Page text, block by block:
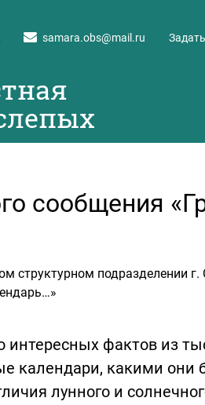
samara.obs@mail.ru
сообщения
структурном подразделении
интересных фактов из
календари, какими
лунного и